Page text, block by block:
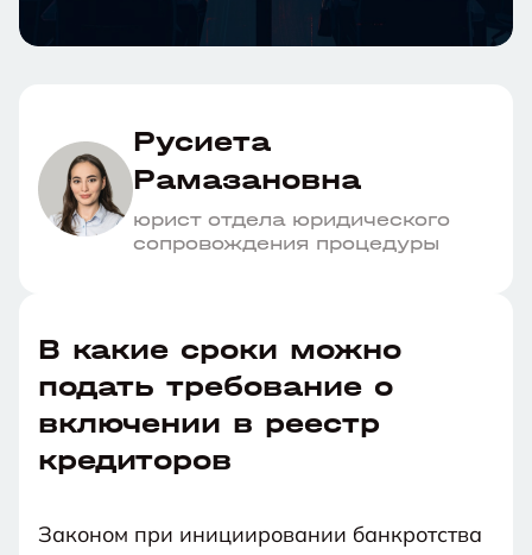
Русиета
Рамазановна
юрист отдела юридического
сопровождения процедуры
В какие сроки можно
подать требование о
включении в реестр
кредиторов
Законом при инициировании банкротства